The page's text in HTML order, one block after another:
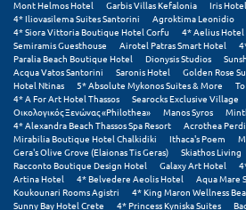
Νέοι Πόροι Πιερίας
Ξ
Ξυλόκαστρο
Ο
Ορεινή Αρκαδία
Mont Helmos Hotel
Garbis Villas Kefalonia
Iris Hotel
4* Iliovasilema Suites Santorini
Agroktima Leonidio
4* Siora Vittoria Boutique Hotel Corfu
4* Aelius Hotel
Semiramis Guesthouse
Airotel Patras Smart Hotel
Paralia Beach Boutique Hotel
Dionysis Studios
Acqua Vatos Santorini
Saronis Hotel Golden Rose
Hotel Ntinas
5* Absolute Mykonos Suites & More
4* A For Art Hotel Thassos
Searocks Exclusive Village
Οικολογικός Ξενώνας «Philothea»
Manos Syros
4* Alexandra Beach Thassos Spa Resort
Acrothea
Mirabilia Boutique Hotel Chalkidiki
Ithaca's Poem
Gera's Olive Grove (Elaionas Tis Geras)
Skiathos Living
Racconto Boutique Design Hotel
Galaxy Art Hotel
Artina Hotel
4* Belvedere Aeolis Hotel Aqua Mare
Koukounari Rooms Agistri
4* King Maron Wellness
Sunny Bay Hotel Crete
4* Princess Kyniska Suites